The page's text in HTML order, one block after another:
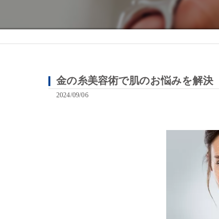
金の糸美容術で肌のお悩みを解決
2024/09/06